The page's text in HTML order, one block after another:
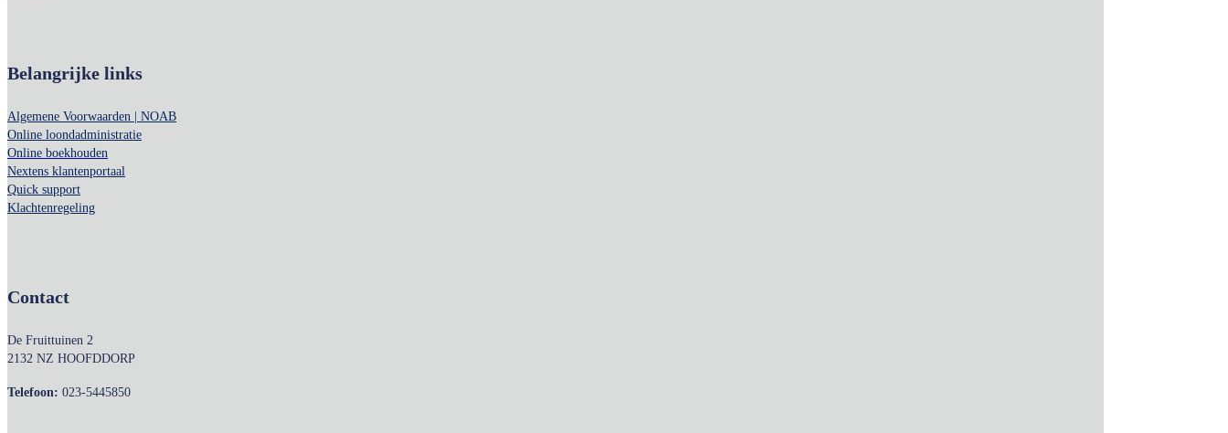
Belangrijke links
Algemene Voorwaarden | NOAB
Online loondadministratie
Online boekhouden
Nextens klantenportaal
Quick support
Klachtenregeling
Contact
De Fruittuinen 2
2132 NZ HOOFDDORP
Telefoon: 023-5445850